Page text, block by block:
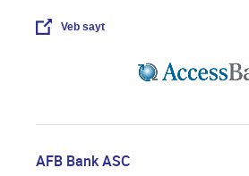
Veb sayt
AFB Bank ASC
Ümumi məlumat
Rəqəmsal ödənişlər sahəsində
əməliyyatlarına qarşı mübarizə
Ümumi məlumat
ESİ və Dayanıqlı bankçılıq